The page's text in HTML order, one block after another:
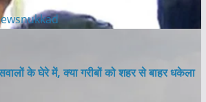
के घेरे में, क्या गरीबों को शहर से बाहर धकेला